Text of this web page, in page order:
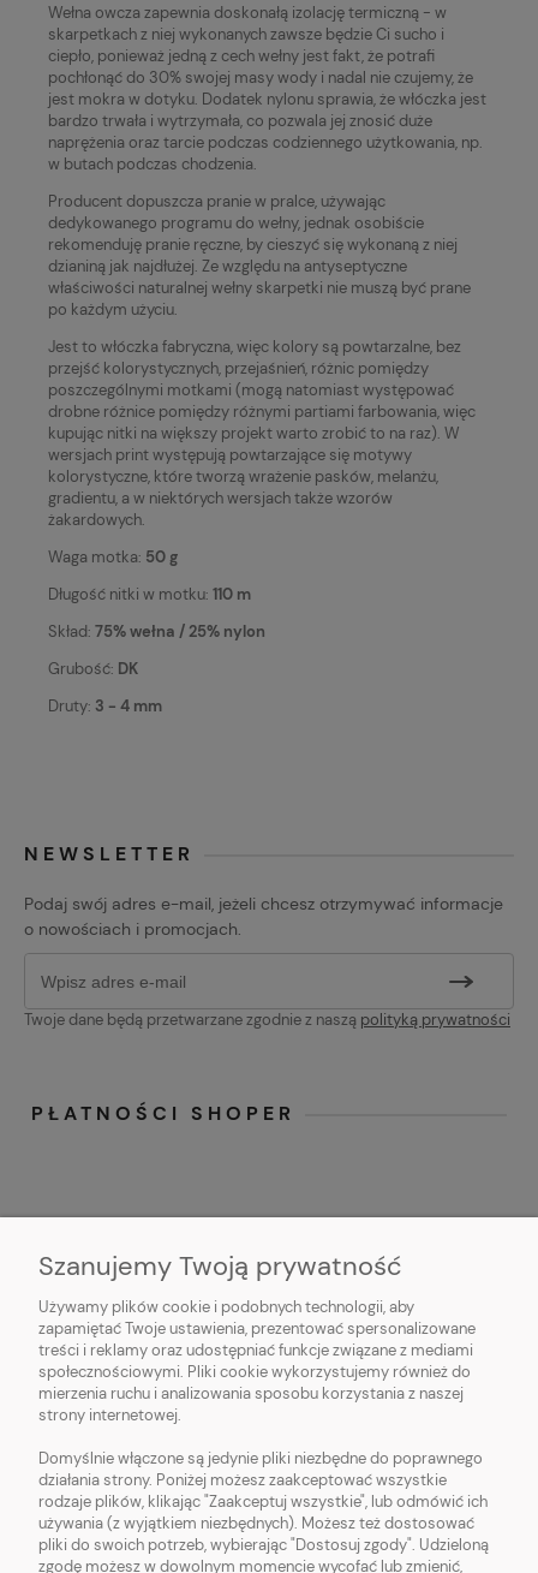
Wełna owcza zapewnia doskonałą izolację termiczną - w
skarpetkach z niej wykonanych zawsze będzie Ci sucho i
ciepło, ponieważ jedną z cech wełny jest fakt, że potrafi
pochłonąć do 30% swojej masy wody i nadal nie czujemy, że
jest mokra w dotyku. Dodatek nylonu sprawia, że włóczka jest
bardzo trwała i wytrzymała, co pozwala jej znosić duże
naprężenia oraz tarcie podczas codziennego użytkowania, np.
w butach podczas chodzenia.
Producent dopuszcza pranie w pralce, używając
dedykowanego programu do wełny, jednak osobiście
rekomenduję pranie ręczne, by cieszyć się wykonaną z niej
dzianiną jak najdłużej. Ze względu na antyseptyczne
właściwości naturalnej wełny skarpetki nie muszą być prane
po każdym użyciu.
Jest to włóczka fabryczna, więc kolory są powtarzalne, bez
przejść kolorystycznych, przejaśnień, różnic pomiędzy
poszczególnymi motkami (mogą natomiast występować
drobne różnice pomiędzy różnymi partiami farbowania, więc
kupując nitki na większy projekt warto zrobić to na raz). W
wersjach print występują powtarzające się motywy
kolorystyczne, które tworzą wrażenie pasków, melanżu,
gradientu, a w niektórych wersjach także wzorów
żakardowych.
Waga motka: 50 g
Długość nitki w motku: 110 m
Skład: 75% wełna / 25% nylon
Grubość: DK
Druty: 3 - 4 mm
NEWSLETTER
Podaj swój adres e-mail, jeżeli chcesz otrzymywać informacje
o nowościach i promocjach.
Twoje dane będą przetwarzane zgodnie z naszą polityką prywatności
PŁATNOŚCI SHOPER
O NAS
OBSŁUGA KLIENTA
MOJE KONTO
Szanujemy Twoją prywatność
Używamy plików cookie i podobnych technologii, aby
zapamiętać Twoje ustawienia, prezentować spersonalizowane
treści i reklamy oraz udostępniać funkcje związane z mediami
społecznościowymi. Pliki cookie wykorzystujemy również do
mierzenia ruchu i analizowania sposobu korzystania z naszej
strony internetowej.
Domyślnie włączone są jedynie pliki niezbędne do poprawnego
działania strony. Poniżej możesz zaakceptować wszystkie
rodzaje plików, klikając "Zaakceptuj wszystkie", lub odmówić ich
używania (z wyjątkiem niezbędnych). Możesz też dostosować
pliki do swoich potrzeb, wybierając "Dostosuj zgody". Udzieloną
zgodę możesz w dowolnym momencie wycofać lub zmienić,